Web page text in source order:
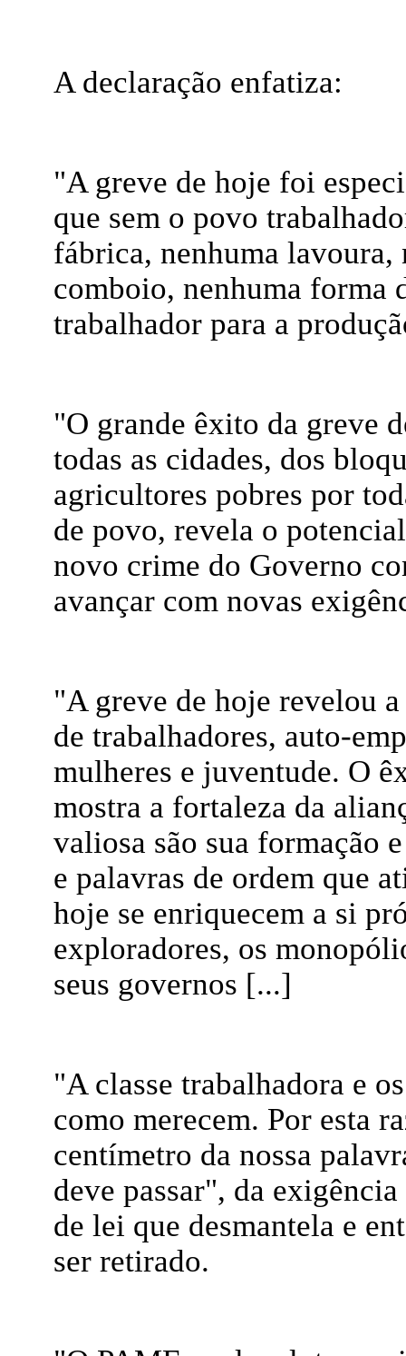
A declaração enfatiza:
"A greve de hoje foi
que sem o povo
fábrica, nenhuma
comboio, nenhuma forma
trabalhador para a
"O grande êxito da greve
todas as cidades, dos
agricultores pobres por
de povo, revela o
novo crime do Governo
avançar com novas
"A greve de hoje revelou
de trabalhadores, auto-
mulheres e juventude. O
mostra a fortaleza da
valiosa são sua formação
e palavras de ordem que
hoje se enriquecem a si
exploradores, os
seus governos [...]
"A classe trabalhadora e
como merecem. Por esta
centímetro da nossa
deve passar", da
de lei que desmantela e
ser retirado.